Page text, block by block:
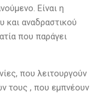
Είναι η
και αναδραστικού
που παράγει
που λειτουργούν
τους , που εμπνέουν